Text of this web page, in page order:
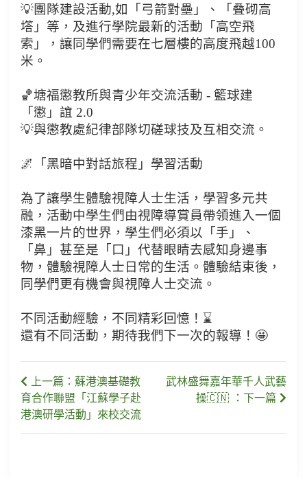
💡團隊建設活動,如「弓箭對壘」、「叠砌高
㙮」等，及進行學院最新的活動「高空飛
索」，讓同學們需要在七層樓的高度飛越100
米。
🏀塘福懲教所與青少年交流活動 - 籃球建
「懲」誼 2.0
💡與懲教處紀律部隊切磋球技及互相交流。
🌌「黑暗中對話旅程」學習活動
為了讓學生體驗視障人士生活，學習多元共
融，活動中學生們由視障導賞員帶領進入一個
漆黑一片的世界，學生們必須以「手」、
「鼻」甚至是「口」代替眼睛去感知身邊事
物，體驗視障人士日常的生活。體驗結束後，
同學們更有機會與視障人士交流。
不同活動經驗，不同精彩回憶！⌛
還有不同活動，期待我們下一次的報導！🤩
上一篇：蘇港澳基礎教
育合作聯盟「江蘇學子赴
港澳研學活動」來校交流
武林盛舞嘉年華千人武藝
操🇨🇳 ：下一篇